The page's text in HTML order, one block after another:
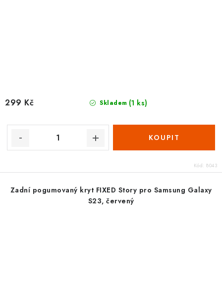
Skladem (1 ks)
299 Kč
Kód: 8043
Zadní pogumovaný kryt FIXED Story pro Samsung Galaxy
S23, červený